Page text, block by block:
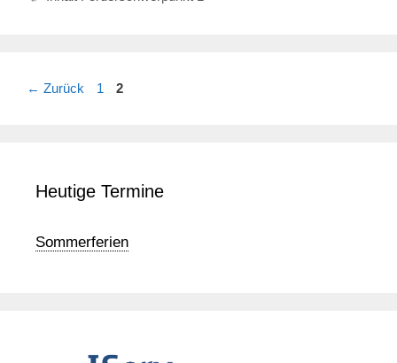
← Zurück Seite
1 Seite
2
Heutige Termine
Sommerferien